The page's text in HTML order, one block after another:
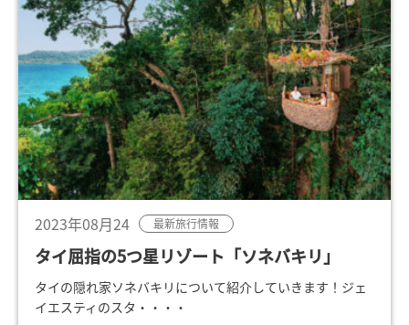
2023年08月24 最新旅行情報
タイ屈指の5つ星リゾート「ソネバキリ」
タイの隠れ家ソネバキリについて紹介していきます！ジェ
イエスティのスタ・・・・